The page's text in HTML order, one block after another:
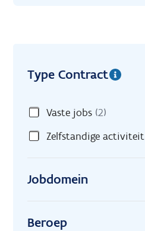
Type Contract
Vaste jobs (2)
Zelfstandige activiteit
Jobdomein
Beroep